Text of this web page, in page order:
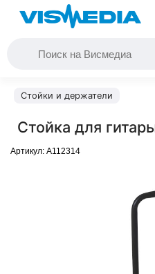
Стойки и держатели
Стойка для
Артикул: A112314